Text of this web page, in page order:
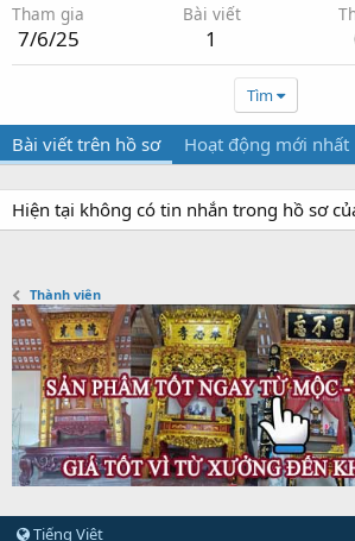
Tham gia
7/6/25
Bài viết
1
Tìm
Bài viết trên hồ sơ Hoạt động mới nhất
Hiện tại không có tin nhắn trong hồ sơ
Thành viên
Tiếng Việt